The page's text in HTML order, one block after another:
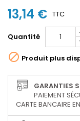
13,14 € TTC
Quantité
 Produit plus
GARANTIES
PAIEMENT
CARTE BANCAIRE